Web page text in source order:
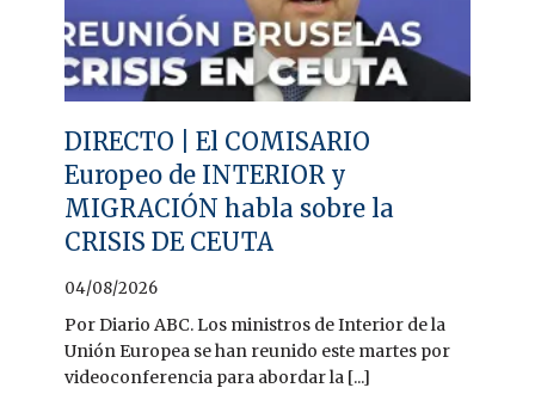
DIRECTO | El COMISARIO
Europeo de INTERIOR y
MIGRACIÓN habla sobre la
CRISIS DE CEUTA
04/08/2026
Por Diario ABC. Los ministros de Interior de la
Unión Europea se han reunido este martes por
videoconferencia para abordar la [...]